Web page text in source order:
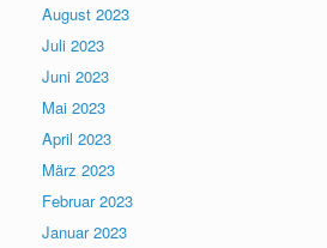
August 2023
Juli 2023
Juni 2023
Mai 2023
April 2023
März 2023
Februar 2023
Januar 2023